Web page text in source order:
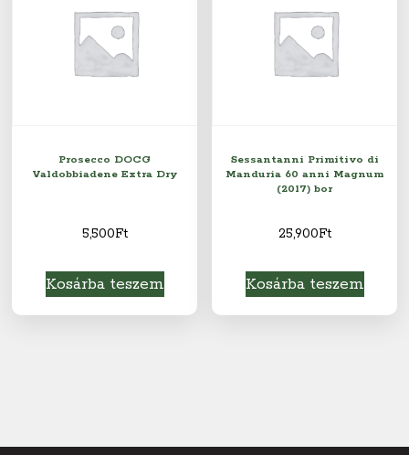
Prosecco DOCG
Valdobbiadene Extra Dry
5,500Ft
Kosárba teszem
Sessantanni Primitivo di
Manduria 60 anni Magnum
(2017) bor
25,900Ft
Kosárba teszem